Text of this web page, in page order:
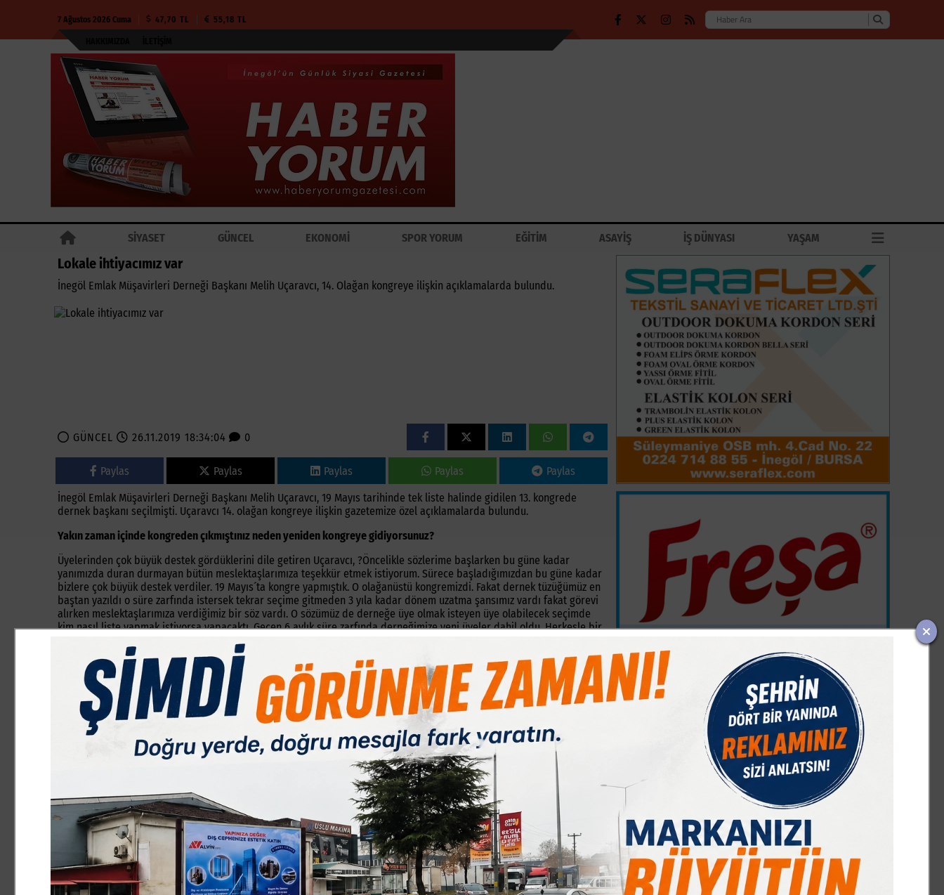
7 Ağustos 2026 Cuma 47,70 TL 55,18 TL
SİYASET GÜNCEL EKONOMİ SPOR YORUM EĞİTİM ASAYİŞ İŞ DÜNYASI YAŞAM
Lokale ihtiyacımız var
İnegöl Emlak Müşavirleri Derneği Başkanı Melih Uçaravcı, 14. Olağan kongreye ilişkin açıklamalarda bulundu.
GÜNCEL 26.11.2019 18:34:04 0
Paylas Paylas Paylas Paylas Paylas
İnegöl Emlak Müşavirleri Derneği Başkanı Melih Uçaravcı, 19 Mayıs tarihinde tek liste halinde gidilen 13. kongrede
dernek başkanı seçilmişti. Uçaravcı 14. olağan kongreye ilişkin gazetemize özel açıklamalarda bulundu.
Yakın zaman içinde kongreden çıkmıştınız neden yeniden kongreye gidiyorsunuz?
Üyelerinden çok büyük destek gördüklerini dile getiren Uçaravcı, ?Öncelikle sözlerime başlarken bu güne kadar
yanımızda duran durmayan bütün meslektaşlarımıza teşekkür etmek istiyorum. Sürece başladığımızdan bu güne kadar
bizlere çok büyük destek verdiler. 19 Mayıs´ta kongre yapmıştık. O olağanüstü kongremizdi. Fakat dernek tüzüğümüz en
baştan yazıldı o süre zarfında istersek tekrar seçime gitmeden 3 yıla kadar dönem uzatma şansımız vardı fakat görevi
alırken meslektaşlarımıza verdiğimiz bir söz vardı. O sözümüz de derneğe üye olmak isteyen üye olabilecek seçimde
kim nasıl liste yapmak istiyorsa yapacaktı. Geçen 6 aylık süre zarfında derneğimize yeni üyeler dahil oldu. Herkesle bir
aile olduk düğünlerine gittik güldük eğlendik. Cenazeleri oldu acılarını paylaştık. Hasta oldular hastalandık hep
beraber şifa bulmaya çalıştık ve şimdi seçimlere gidiyoruz. Listemizde de bazı değişiklikler olacak. Çok yoğun olan
arkadaşlarımız var.İlk dönemde rica ettiğimiz bazı arkadaşlarımız bizlere dışardan destek vermek istediler. Bizlerde ilk
gün ki heyecanımızla yeniden kazanmak istiyoruz.?
Başkan olduğunuzdan sonra ki dönem hakkında neler düşünüyorsunuz?
Çok önemli bir dönemden geçtiklerini dile getiren Uçaravcı cevabında ise; ?Göreve geldik malum biliyorsunuz şu an
emlak müşavirleri için çok önemli bir dönemden geçiyoruz. Taşınmaz Ticareti Yetki Belgesi´nin yönetmeliğe girmesine
çok az bir zaman kaldı. Bu süre zarfında meslektaşlarımızın biran önce bu belgeyi alabilmeleri için seminerler yaptık.
Bu konuyla ilgili sıkıntıları olanların gidip başvurularını yaptık. İşlerinin takiplerini yaptık. Şükürler olsun ki kim bu
konuyla ilgili destek istediyse hep yanında olduk. Ayrıca bol bol eğitim seminerleri yapmaya özen gösterdik. Kısa süre
de 2 sefer yemekli meslektaş istişaresi toplantısını gerçekleştirdik. Bunun haricinde şikayet hattı oluşturduk. Hem
müşterilerimize hem meslektaşlarımızın memnuniyetini arttırmak için çaba sarf ettik. Bu arada bir avukatlık ofisiyle
anlaşma yaptık. Şu an gelen şikayetlerin üzerine gidiyoruz. Haklı kimse onun yanında olmak zorundayız. Adalet olmadan
hiç bir şey olmaz. İnegöllü Emlak müşavirleri Türkiye´mize örnek olacak inşallah. Onun haricinde üyelerimizin bağlı
olduğu odalarla ikili ilişkilerimizi hep en üst düzeyde tuttuk. Yönetimimizle çok güzel bir dönem geçirdik. Yıllardır
özlenen bir ortam oluştu.?
Yeni dönemde neler hedefliyorsunuz?
%-0,28
DOLAR
47,70
EURO
55,18
% 0,32
GRAM ALTIN
6669,47
% 2,74
Ç. ALTIN
10644,48
% 2,09